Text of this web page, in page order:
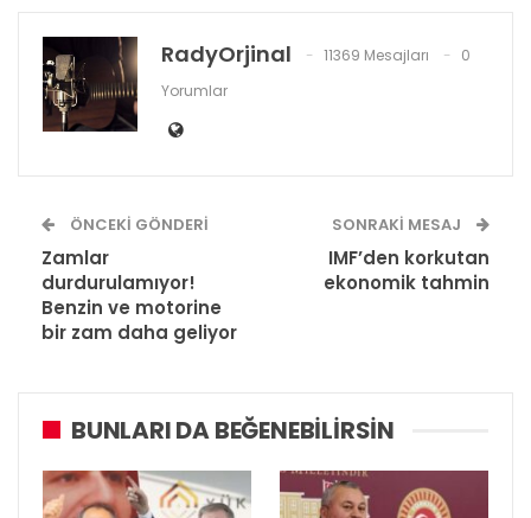
RadyOrjinal 11369 Mesajları
0
Yorumlar
ÖNCEKI GÖNDERI
Zamlar
durdurulamıyor!
Benzin ve motorine
bir zam daha geliyor
SONRAKI MESAJ
IMF’den korkutan
ekonomik tahmin
BUNLARI DA BEĞENEBILIRSIN